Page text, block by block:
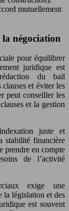
mutuellement
négociation
pour équilibrer
juridique est
du bail
et éviter les
peut conseiller les
et la gestion
juste et
stabilité financière
prendre en compte
de l’activité
exige une
la législation et des
est souvent